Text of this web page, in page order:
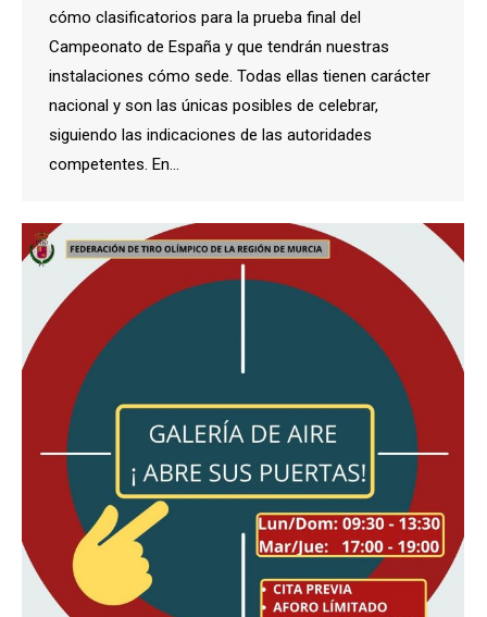
cómo clasificatorios para la prueba final del
Campeonato de España y que tendrán nuestras
instalaciones cómo sede. Todas ellas tienen carácter
nacional y son las únicas posibles de celebrar,
siguiendo las indicaciones de las autoridades
competentes. En…